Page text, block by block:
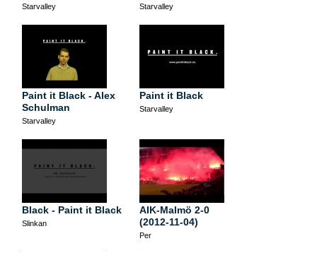
Starvalley Starvalley
Paint it Black - Alex
Schulman
Starvalley
Paint it Black
Starvalley
Black - Paint it Black
Slinkan
AIK-Malmö 2-0
(2012-11-04)
Per